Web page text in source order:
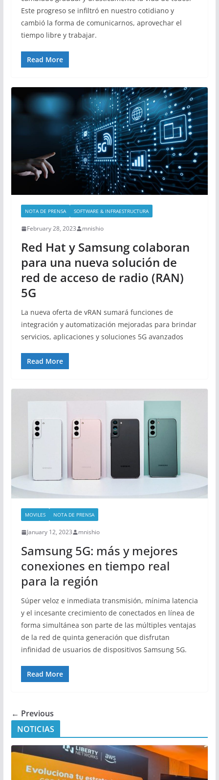
Este progreso se infiltró en nuestro cotidiano y
cambió la forma de comunicarnos, aprovechar el
tiempo libre y trabajar.
Read More
NOTA DE PRENSA SOFTWARE & INFRAESTRUCTURA
February 28, 2023 mnishio
Red Hat y Samsung colaboran
para una nueva solución de
red de acceso de radio (RAN)
5G
La nueva oferta de vRAN sumará funciones de
integración y automatización mejoradas para brindar
servicios, aplicaciones y soluciones 5G avanzados
Read More
MOVILES NOTA DE PRENSA
January 12, 2023 mnishio
Samsung 5G: más y mejores
conexiones en tiempo real
para la región
Súper veloz e inmediata transmisión, mínima latencia
y el incesante crecimiento de conectados en línea de
forma simultánea son parte de las múltiples ventajas
de la red de quinta generación que disfrutan
infinidad de usuarios de dispositivos Samsung 5G.
Read More
← Previous
NOTICIAS